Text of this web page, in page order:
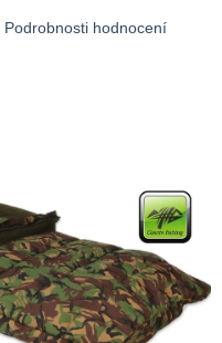
Podrobnosti hodnocení